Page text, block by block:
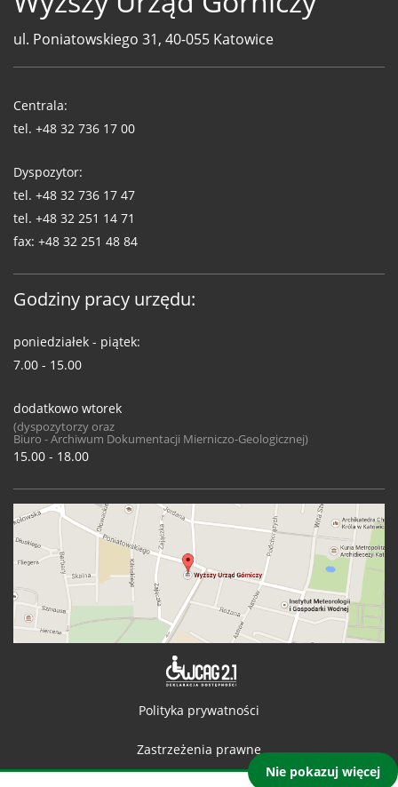
Nie pokazuj więcej
ul. Poniatowskiego 31, 40-055 Katowice
WUG
Centrala:
tel. +48 32 736 17 00
Dyspozytor:
tel. +48 32 736 17 47
tel. +48 32 251 14 71
fax: +48 32 251 48 84
Godziny pracy urzędu:
poniedziałek - piątek:
7.00 - 15.00
dodatkowo wtorek
(dyspozytorzy oraz
Biuro - Archiwum Dokumentacji Mierniczo-Geologicznej)
15.00 - 18.00
Polityka prywatności
Zastrzeżenia prawne